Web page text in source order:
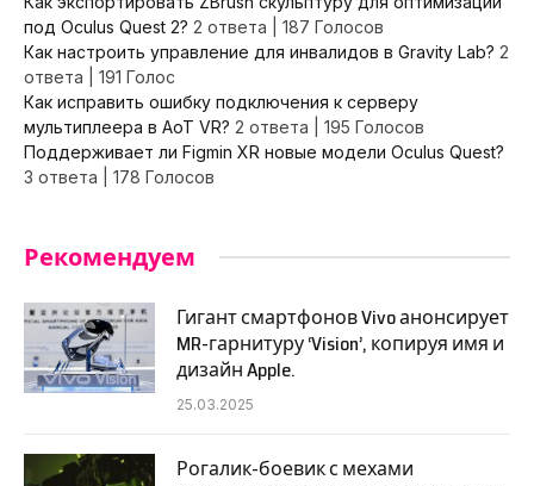
под Oculus Quest 2? 2 ответа
187 Голосов
Как настроить управление для инвалидов в Gravity Lab? 2
ответа
191 Голос
Как исправить ошибку подключения к серверу
мультиплеера в AoT VR? 2 ответа
195 Голосов
Поддерживает ли Figmin XR новые модели Oculus Quest?
3 ответа
178 Голосов
Рекомендуем
Гигант смартфонов Vivo анонсирует
MR-гарнитуру ‘Vision’, копируя имя и
дизайн Apple.
25.03.2025
Рогалик-боевик с мехами